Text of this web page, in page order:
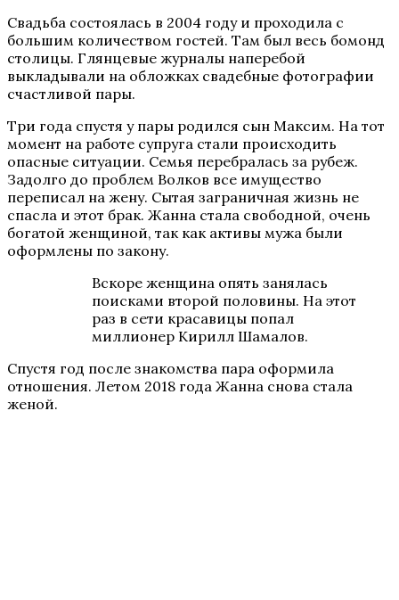
Свадьба состоялась в 2004 году и проходила с
большим количеством гостей. Там был весь бомонд
столицы. Глянцевые журналы наперебой
выкладывали на обложках свадебные фотографии
счастливой пары.
Три года спустя у пары родился сын Максим. На тот
момент на работе супруга стали происходить
опасные ситуации. Семья перебралась за рубеж.
Задолго до проблем Волков все имущество
переписал на жену. Сытая заграничная жизнь не
спасла и этот брак. Жанна стала свободной, очень
богатой женщиной, так как активы мужа были
оформлены по закону.
Вскоре женщина опять занялась
поисками второй половины. На этот
раз в сети красавицы попал
миллионер Кирилл Шамалов.
Спустя год после знакомства пара оформила
отношения. Летом 2018 года Жанна снова стала
женой.